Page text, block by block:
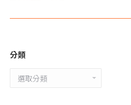
分類
類